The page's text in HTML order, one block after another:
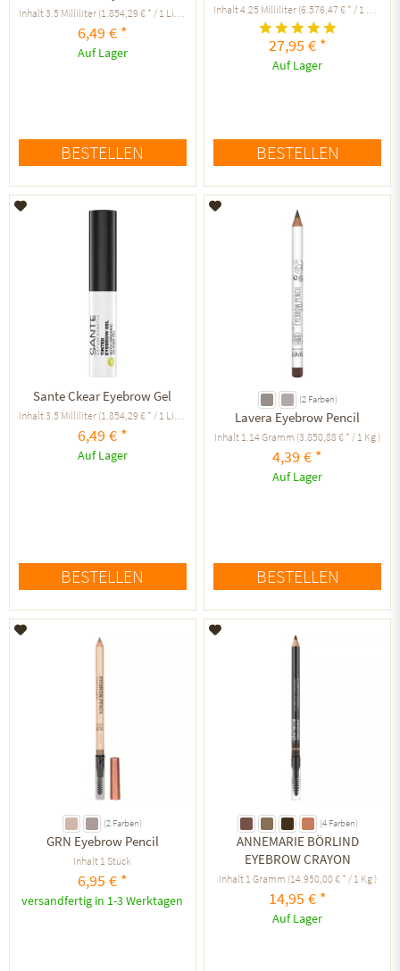
Inhalt3.5 Milliliter (1.854,29 € * / 1 Liter )
6,49 € *
Auf Lager
BESTELLEN
Inhalt4.25 Milliliter (6.576,47 € * / 1 Liter )
27,95 € *
Auf Lager
BESTELLEN
Sante Ckear Eyebrow Gel
Inhalt3.5 Milliliter (1.854,29 € * / 1 Liter )
6,49 € *
Auf Lager
Auf den Merkzettel
BESTELLEN
(2 Farben)
Lavera Eyebrow Pencil
Inhalt 1.14 Gramm (3.850,88 € * / 1 Kg )
4,39 € *
Auf Lager
Auf den Merkzettel
BESTELLEN
(2 Farben)
GRN Eyebrow Pencil
Inhalt 1 Stück
6,95 € *
versandfertig in 1-3 Werktagen
(4 Farben)
ANNEMARIE BÖRLIND
EYEBROW CRAYON
Inhalt 1 Gramm (14.950,00 € * / 1 Kg )
14,95 € *
Auf Lager